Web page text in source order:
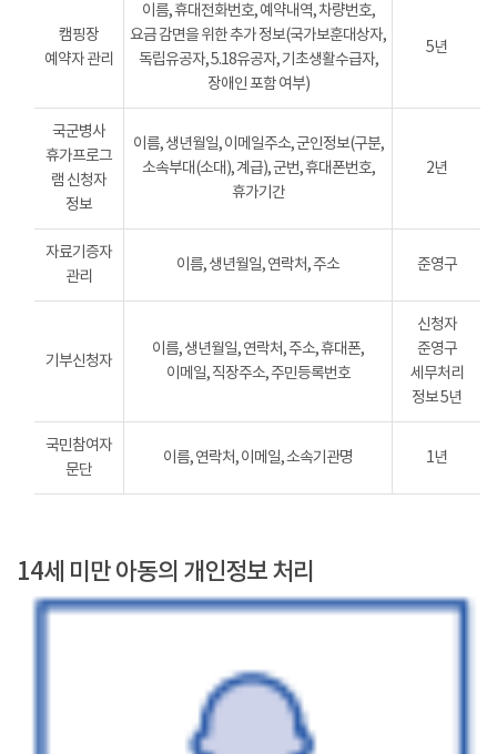
캠핑장
예약자 관리
이름, 휴대전화번호, 예약내역, 차량번호,
요금 감면을 위한 추가 정보(국가보훈대상자,
독립유공자, 5.18유공자, 기초생활수급자,
장애인 포함 여부)
5년
국군병사
휴가프로그
램 신청자
정보
이름, 생년월일, 이메일주소, 군인정보(구분,
소속부대(소대), 계급), 군번, 휴대폰번호,
휴가기간
2년
자료기증자
관리
이름, 생년월일, 연락처, 주소 준영구
기부신청자
이름, 생년월일, 연락처, 주소, 휴대폰,
이메일, 직장주소, 주민등록번호
신청자
준영구
세무처리
정보 5년
국민참여자
문단
이름, 연락처, 이메일, 소속기관명 1년
14세 미만 아동의 개인정보 처리